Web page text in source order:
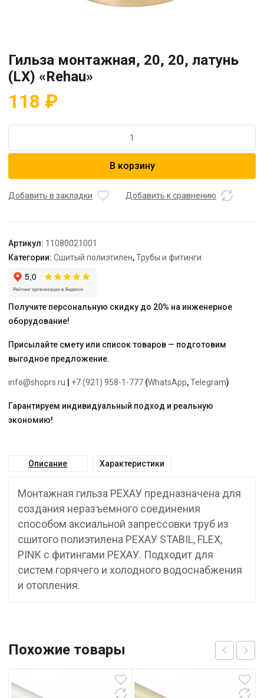
Гильза монтажная, 20, 20, латунь
(LX) «Rehau»
118 ₽
Гильза
20,
В корзину
Добавить в закладки Добавить к сравнению
Артикул: 11080021001
Категории: Сшитый полиэтилен,Трубы и фитинги
Получите персональную скидку до 20% на инженерное
оборудование!
Присылайте смету или список товаров — подготовим
выгодное предложение.
info@shoprs.ru +7 (921) 958-1-777 (WhatsApp,Telegram)
Гарантируем индивидуальный подход и реальную
экономию!
Описание Характеристики
Монтажная гильза РЕХАУ предназначена для
создания неразъемного соединения
способом аксиальной запрессовки труб из
сшитого полиэтилена РЕХАУ STABIL, FLEX,
PINK с фитингами РЕХАУ. Подходит для
систем горячего и холодного водоснабжения
и отопления.
Похожие товары